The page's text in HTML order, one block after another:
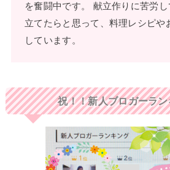
を奮闘中です。 献立作りに苦労
立てたらと思って、料理レシピや
しています。
祝！！新人ブロガーラン